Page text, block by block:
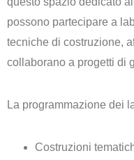
possono partecipare a
tecniche di costruzione,
collaborano a progetti di
La programmazione dei
Costruzioni